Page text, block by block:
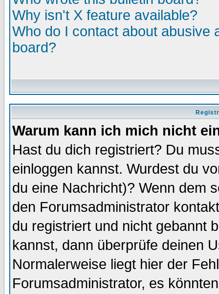
Why isn't X feature available?
Who do I contact about abusive
board?
Warum kann ich mich nicht
Hast du dich registriert? Du
einloggen kannst. Wurdest du
du eine Nachricht)? Wenn dem
den Forumsadministrator
du registriert und nicht gebannt
kannst, dann überprüfe deinen
Normalerweise liegt hier der
Forumsadministrator, es